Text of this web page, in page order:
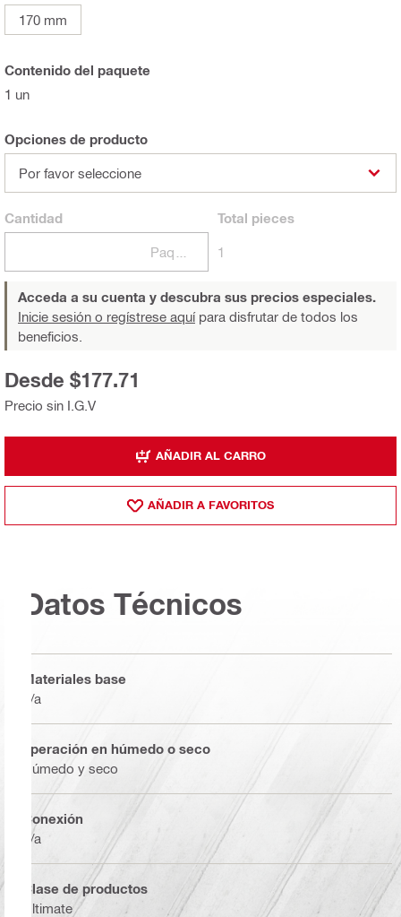
170 mm
Contenido del paquete
1 un
Opciones de producto
Por favor seleccione
Cantidad Total pieces
1
Acceda a su cuenta y descubra sus precios especiales.
Inicie sesión o regístrese aquípara disfrutar de todos los
beneficios.
Precio sin I.G.V
Desde $177.71
AÑADIR AL CARRO
AÑADIR A FAVORITOS
Datos Técnicos
Materiales base
n/a
operación en húmedo o seco
Húmedo y seco
Conexión
n/a
Clase de productos
Ultimate